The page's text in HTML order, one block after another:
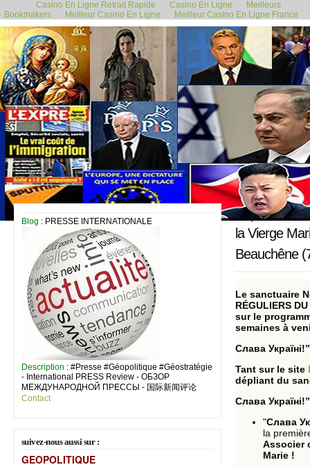
Casino En Ligne Retrait Rapide Casino En Ligne
Meilleurs
Bookmakers
Meilleur Casino En Ligne Meilleur Casino En Ligne France
Blog : PRESSE INTERNATIONALE
Description : #Presse #Géopolitique #Géostratégie
- International PRESS Review - ОБЗОР
МЕЖДУНАРОДНОЙ ПРЕССЫ - 国际新闻评论
Contact
suivez-nous aussi sur :
GEOPOLITIQUE
5 septembre 2023
la Vierge
Beauchêne
Le sanctuaire
RÉGULIERS
sur le
semaines à
Слава
Tant sur le site
dépliant du
Слава
"Слава
la
Associer
Marie !